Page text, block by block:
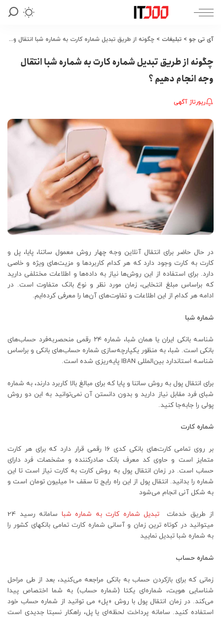
آی تی جو > تبلیغات > چگونه از طریق تبدیل شماره کارت به شماره شبا انتقال وجه انجام دهیم ؟
چگونه از طریق تبدیل شماره کارت به شماره شبا انتقال
وجه انجام دهیم ؟
رپورتاژ آگهی
در حال حاضر برای انتقال آنلاین وجه چهار روش معمول ساتنا، پایا، پل و
کارت به کارت وجود دارد که هر کدام کاربردها و مزیت‌های ویژه‌ و خاصی
دارد. برای استفاده از این روش‌ها نیاز به داده‌ها و اطلاعات مختلفی دارید
که براساس مبلغ انتخابی، زمان مورد نظر و نوع بانک متفاوت است. در
ادامه هر کدام از این اطلاعات و تفاوت‌‌های آن‌ها را معرفی کرده‌ایم.
شماره شبا
شناسه بانکی ایران یا همان شبا، شماره‌ ۲۴ رقمی منحصربه‌فرد حساب‌های
بانکی است. شبا، به منظور یکپارچه‌سازی شماره‌ حساب‌های بانکی و براساس
شناسه استاندارد بین‌المللی IBAN پایه‌ریزی شده است.
برای انتقال‌ پول به روش ساتنا و پایا که برای مبالغ بالا کاربرد دارند، به شماره
شبای فرد مقابل نیاز دارید و بدون دانستن آن نمی‌توانید به این دو روش
پولی را جابه‌جا کنید.
شماره کارت
بر روی تمامی کارت‌های بانکی کدی ۱۶ رقمی قرار دارد که برای هر کارت
متمایز است و حاوی کد معرف بانک صادرکننده و مشخصات فرد دارای
حساب است. در زمان انتقال پول به روش کارت به کارت نیاز است تا این
شماره را بدانید. انتقال پول از این راه رایج تا سقف 10 میلیون تومان است و
به شکل آنی انجام می‌شود
از طریق خدمات تبدیل شماره کارت به شماره شبا
سامانه رسید 24
میتوانید در کوتاه ترین زمان و آسانی شماره کارت تمامی بانکهای کشور را
به شماره شبا تبدیل نمایید
شماره حساب
زمانی که برای بازکردن حساب به بانکی مراجعه می‌کنید، بعد از طی مراحل
شناسایی هویت، شماره‌ای یکتا (شماره حساب) به شما اختصاص پیدا
می‌کند. در زمان انتقال پول با روش «پل» می توانید از شماره حساب خود
استفاده کنید. سامانه پرداخت لحظه‌ای یا پل، راهکار نسبتا جدیدی است